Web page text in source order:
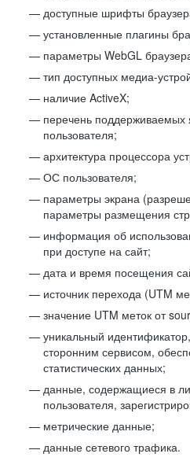
доступные шрифты
установленные плагины
параметры WebGL
тип доступных медиа-
наличие ActiveX;
перечень поддерживаемых
пользователя;
архитектура процессора
ОС пользователя;
параметры экрана
параметры размещения
информация об
при доступе на сайт;
дата и время посещения
источник перехода (UTM
значение UTM меток от
уникальный
сторонним сервисом,
статистических данных;
данные, содержащиеся в
пользователя,
метрические данные;
данные сетевого трафика.